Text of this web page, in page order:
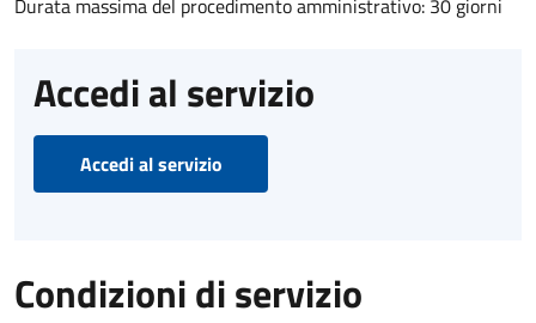
Accedi al servizio
Accedi al servizio
Condizioni di servizio